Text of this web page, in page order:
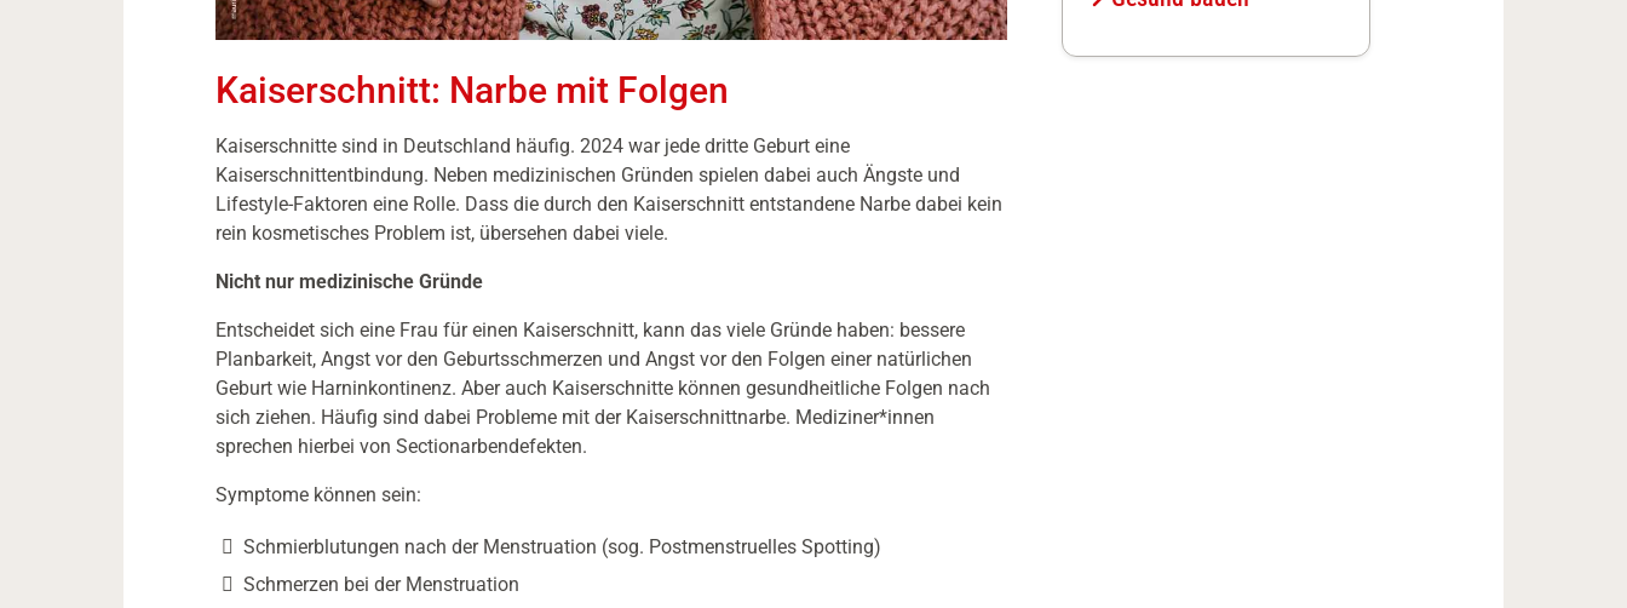
Kaiserschnitt: Narbe mit Folgen
Kaiserschnitte sind in Deutschland häufig. 2024 war jede dritte Geburt eine
Kaiserschnittentbindung. Neben medizinischen Gründen spielen dabei auch Ängste und
Lifestyle-Faktoren eine Rolle. Dass die durch den Kaiserschnitt entstandene Narbe dabei kein
rein kosmetisches Problem ist, übersehen dabei viele.
Nicht nur medizinische Gründe
Entscheidet sich eine Frau für einen Kaiserschnitt, kann das viele Gründe haben: bessere
Planbarkeit, Angst vor den Geburtsschmerzen und Angst vor den Folgen einer natürlichen
Geburt wie Harninkontinenz. Aber auch Kaiserschnitte können gesundheitliche Folgen nach
sich ziehen. Häufig sind dabei Probleme mit der Kaiserschnittnarbe. Mediziner*innen
sprechen hierbei von Sectionarbendefekten.
Symptome können sein:
Schmierblutungen nach der Menstruation (sog. Postmenstruelles Spotting)
Schmerzen bei der Menstruation